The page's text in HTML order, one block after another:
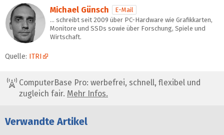
Michael Günsch
E-Mail
… schreibt seit 2009 über PC-Hardware wie Grafikkarten,
Monitore und SSDs sowie über Forschung, Spiele und
Wirtschaft.
Quelle: ITRI
ComputerBase Pro: werbefrei, schnell, flexibel und
zugleich fair. Mehr Infos.
Verwandte Artikel